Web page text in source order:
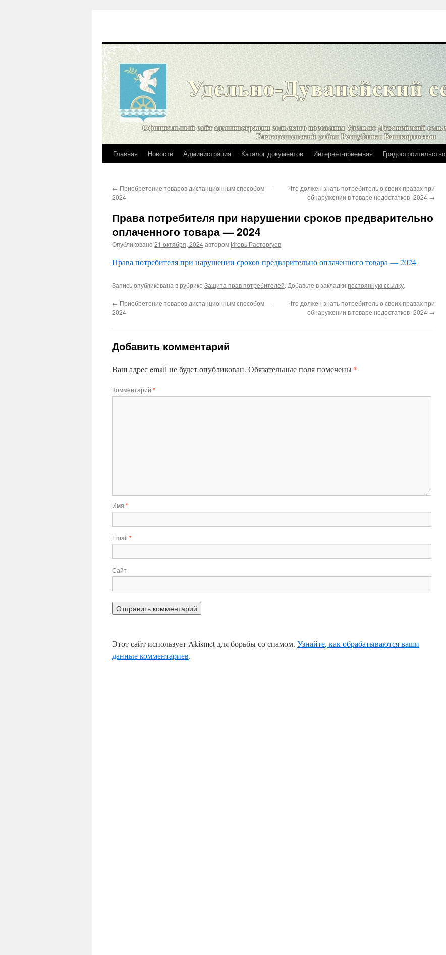
Перейти
содержимому
Главная Новости Администрация Каталог документов Интернет-приемная Градостроительство
← Приобретение товаров дистанционным способом —
2024
Что должен знать потребитель о своих правах при
обнаружении в товаре недостатков -2024 →
Права потребителя при нарушении сроков предварительно
оплаченного товара — 2024
Опубликовано 21 октября, 2024автором Игорь Расторгуев
Права потребителя при нарушении сроков предварительно оплаченного товара — 2024
Запись опубликована в рубрике Защита прав потребителей. Добавьте в закладки постоянную ссылку.
← Приобретение товаров дистанционным способом —
2024
Что должен знать потребитель о своих правах при
обнаружении в товаре недостатков -2024 →
Добавить комментарий
Ваш адрес email не будет опубликован. Обязательные поля помечены *
Комментарий *
Имя *
Email *
Сайт
Этот сайт использует Akismet для борьбы со спамом. Узнайте, как обрабатываются ваши
данные комментариев.